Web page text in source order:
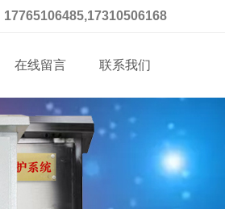
17765106485,17310506168
在线留言 联系我们